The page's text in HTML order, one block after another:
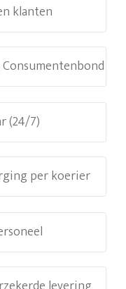
klanten
(24/7)
per koerier